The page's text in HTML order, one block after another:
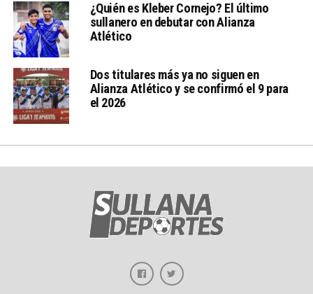
¿Quién es Kleber Cornejo? El último
sullanero en debutar con Alianza
Atlético
Dos titulares más ya no siguen en
Alianza Atlético y se confirmó el 9 para
el 2026